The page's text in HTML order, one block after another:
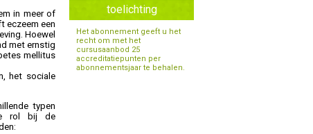
toelichting
Het abonnement geeft u het
recht om met het
cursusaanbod 25
accreditatiepunten per
abonnementsjaar te behalen.
in meer of
eczeem een
Hoewel
met ernstig
mellitus
het sociale
typen
rol bij de